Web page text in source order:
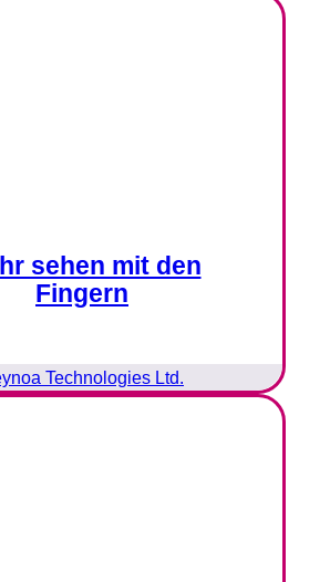
sehen mit den
Fingern
Technologies Ltd.